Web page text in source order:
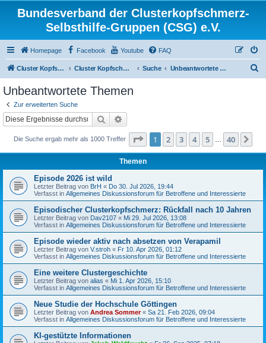
Bundesverband der Clusterkopfschmerz-
Selbsthilfe-Gruppen (CSG) e.V.
Homepage Facebook Youtube FAQ
Cluster Kopfschmerz Homepage Cluster Kopfschmerz Forum Suche Unbeantwortete Themen
Unbeantwortete Themen
Zur erweiterten Suche
Suche
Die Suche ergab mehr als 1000 Treffer Seite 1von 40
1 2 3 4 5 40
Themen
Episode 2026 ist wild
Letzter Beitrag von BrH « Do 30. Jul 2026, 19:44
Verfasst in Allgemeines Diskussionsforum für Betroffene und Interessierte
Episodischer Clusterkopfschmerz: Rückfall nach 10 Jahren
Letzter Beitrag von Dav2107 « Mi 29. Jul 2026, 13:08
Verfasst in Allgemeines Diskussionsforum für Betroffene und Interessierte
Episode wieder aktiv nach absetzen von Verapamil
Letzter Beitrag von V.stroh « Fr 10. Apr 2026, 01:12
Verfasst in Allgemeines Diskussionsforum für Betroffene und Interessierte
Eine weitere Clustergeschichte
Letzter Beitrag von alias « Mi 1. Apr 2026, 15:10
Verfasst in Allgemeines Diskussionsforum für Betroffene und Interessierte
Neue Studie der Hochschule Göttingen
Letzter Beitrag von Andrea Sommer« Sa 21. Feb 2026, 09:04
Verfasst in Allgemeines Diskussionsforum für Betroffene und Interessierte
KI-gestützte Informationen